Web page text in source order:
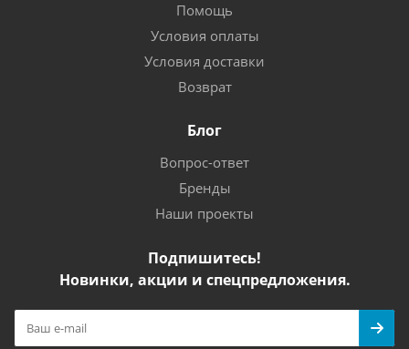
Помощь
Условия оплаты
Условия доставки
Возврат
Блог
Вопрос-ответ
Бренды
Наши проекты
Подпишитесь!
Новинки, акции и спецпредложения.